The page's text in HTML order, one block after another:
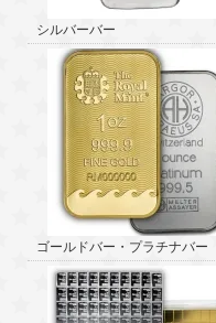
シルバーバー
ゴールドバー・プラチナバー